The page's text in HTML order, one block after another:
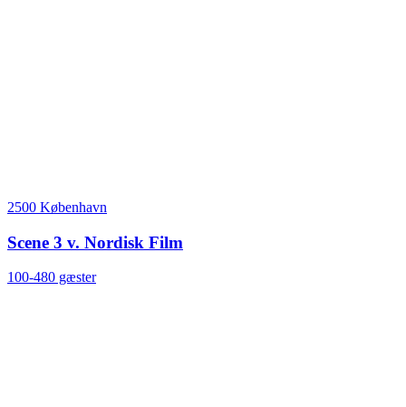
2500 København
Scene 3 v. Nordisk Film
100-480 gæster